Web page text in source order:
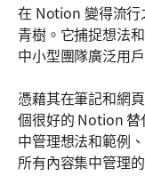
在 Notion 變得流
青樹。它捕捉想法
中小型團隊廣泛用
憑藉其在筆記和網
個很好的 Notion 替
中管理想法和範例
所有內容集中管理